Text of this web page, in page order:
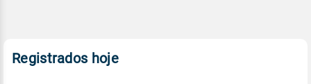
Registrados hoje